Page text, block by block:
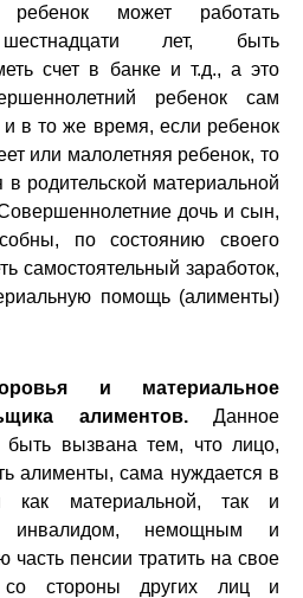
ребенок может работать
лет, быть
счет в банке и т.д., а это
ребенок сам
в то же время, если ребенок
или малолетняя ребенок, то
родительской материальной
дочь и сын,
по состоянию своего
самостоятельный заработок,
помощь (алименты)
и материальное
алиментов.Данное
быть вызвана тем, что лицо,
алименты, сама нуждается в
как материальной, так и
инвалидом, немощным и
пенсии тратить на свое
со стороны других лиц и